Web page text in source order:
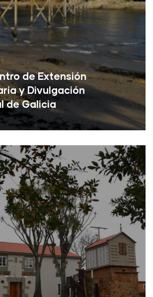
de Extensión
y Divulgación
de Galicia